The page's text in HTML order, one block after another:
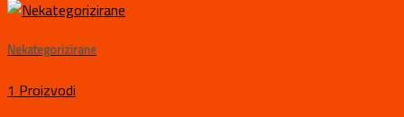
Nekategorizirane
1 Proizvodi